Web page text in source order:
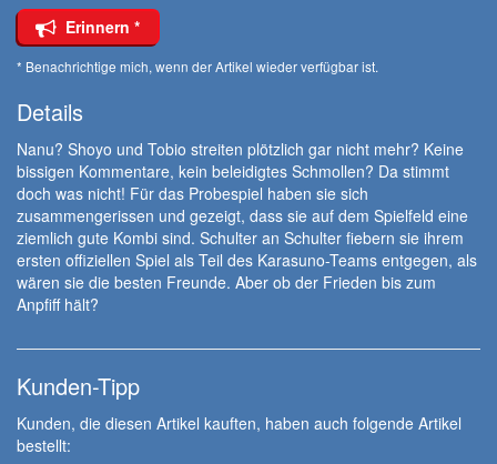
Erinnern *
* Benachrichtige mich, wenn der Artikel wieder verfügbar ist.
Details
Nanu? Shoyo und Tobio streiten plötzlich gar nicht mehr? Keine
bissigen Kommentare, kein beleidigtes Schmollen? Da stimmt
doch was nicht! Für das Probespiel haben sie sich
zusammengerissen und gezeigt, dass sie auf dem Spielfeld eine
ziemlich gute Kombi sind. Schulter an Schulter fiebern sie ihrem
ersten offiziellen Spiel als Teil des Karasuno-Teams entgegen, als
wären sie die besten Freunde. Aber ob der Frieden bis zum
Anpfiff hält?
Kunden-Tipp
Kunden, die diesen Artikel kauften, haben auch folgende Artikel
bestellt: